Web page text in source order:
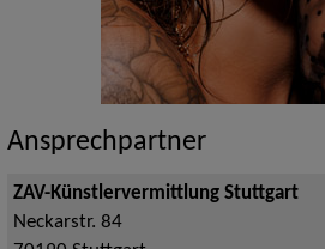
Ansprechpartner
ZAV-Künstlervermittlung Stuttgart
Neckarstr. 84